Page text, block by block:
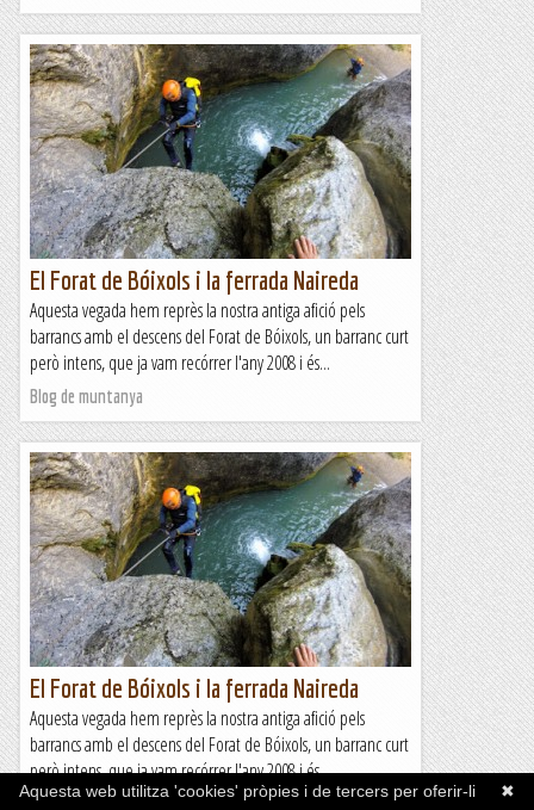
El Forat de Bóixols i la ferrada Naireda
Aquesta vegada hem reprès la nostra antiga afició pels
barrancs amb el descens del Forat de Bóixols, un barranc curt
però intens, que ja vam recórrer l'any 2008 i és...
Blog de muntanya
El Forat de Bóixols i la ferrada Naireda
Aquesta vegada hem reprès la nostra antiga afició pels
barrancs amb el descens del Forat de Bóixols, un barranc curt
però intens, que ja vam recórrer l'any 2008 i és...
Blog de muntanya
✖
Aquesta web utilitza 'cookies' pròpies i de tercers per oferir-li